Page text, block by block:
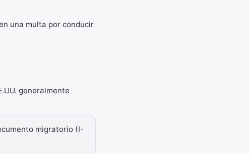
una multa por conducir
generalmente
migratorio (I-